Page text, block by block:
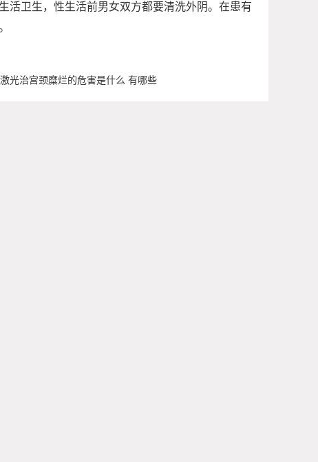
活卫生，性生活前男女双方都要清洗外阴。在患有
激光治宫颈糜烂的危害是什么 有哪些